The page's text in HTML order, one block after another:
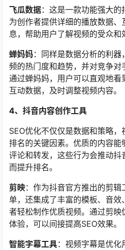
飞瓜数据：这是一款功能强大
为创作者提供详细的播放数据
息，帮助用户了解视频的受众和
蝉妈妈：同样是数据分析的利
频的热门度和趋势，并对竞争对
通过蝉妈妈，用户可以直观地看
互动数据，及时调整视频内容。
4、抖音内容创作工具
SEO优化不仅仅是数据和策略
排名的关键因素。优质的内容能
评论和转发，这些行为会推动抖
而提升排名。
剪映：作为抖音官方推出的剪
单，还集成了丰富的模板、音
者轻松制作优质视频。通过剪映
体验，可以间接提高SEO效果。
智能字幕工具：视频字幕是优